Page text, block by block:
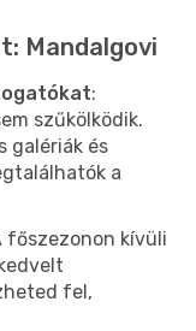
Mandalgovi
:
szűkölködik.
galériák és
a
főszezonon kívüli
fel,